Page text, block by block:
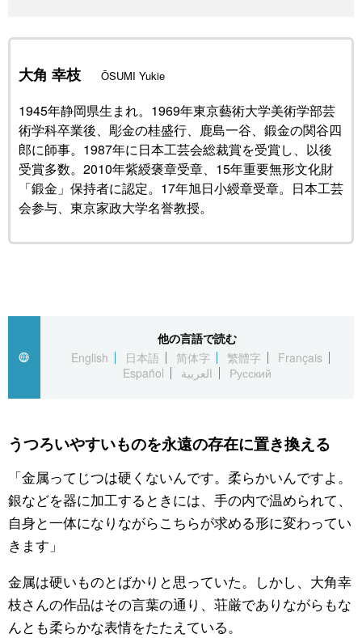
お知らせ
公式SNS
大角 幸枝 ŌSUMI Yukie
1945年静岡県生まれ。1969年東京藝術大学美術学部芸
術学科卒業後、彫金の桂盛行、鹿島一谷、鍛金の関谷四
郎に師事。1987年に日本工芸会総裁賞を受賞し、以後
受賞多数。2010年紫綬褒章受章、15年重要無形文化財
「鍛金」保持者に認定。17年旭日小綬章受章。日本工芸
会参与、東京家政大学名誉教授。
他の言語で読む
English
日本語 简体字 繁體字
Français
Español
العربية Русский
うつろいやすいものを永遠の存在に置き換える
「金属ってじつは硬くないんです。柔らかいんですよ。
銀などを器に加工するときには、手の内で温められて、
自身と一体になりながらこちらが求める形に変わってい
きます」
金属は硬いものとばかりと思っていた。しかし、大角幸
枝さんの作品はその言葉の通り、荘厳でありながらもな
んとも柔らかな表情をたたえている。